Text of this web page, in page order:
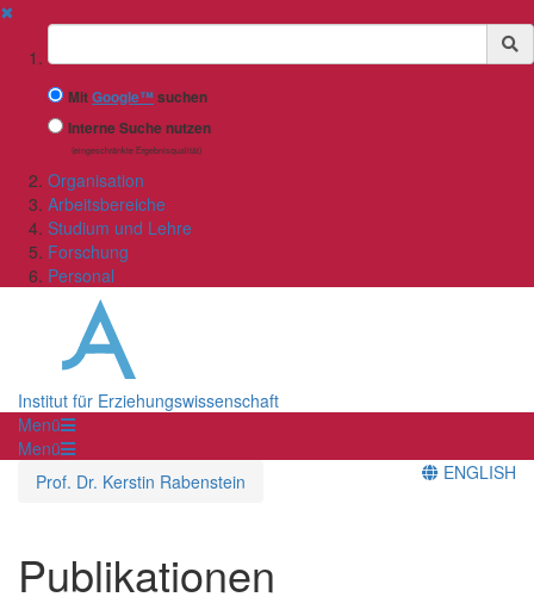
✖
Suchbegriff
MitGoogle™ suchen
Interne Suche nutzen
(eingeschränkte Ergebnisqualität)
Organisation
Arbeitsbereiche
Studium und Lehre
Forschung
Personal
Institut für Erziehungswissenschaft
Menü
Menü
Prof. Dr. Kerstin Rabenstein
ENGLISH
Publikationen